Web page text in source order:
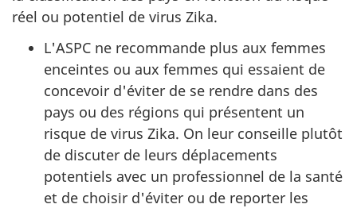
réel ou potentiel de virus Zika.
L'ASPC ne recommande plus aux femmes
enceintes ou aux femmes qui essaient de
concevoir d'éviter de se rendre dans des
pays ou des régions qui présentent un
risque de virus Zika. On leur conseille plutôt
de discuter de leurs déplacements
potentiels avec un professionnel de la santé
et de choisir d'éviter ou de reporter les